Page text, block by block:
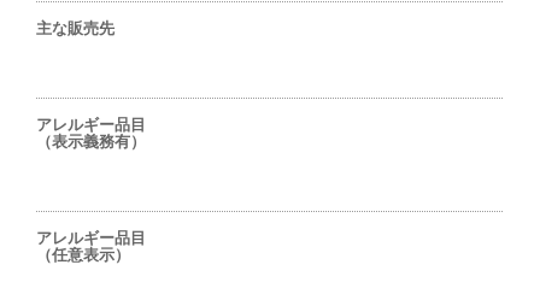
主な販売先
アレルギー品目
（表示義務有）
アレルギー品目
（任意表示）